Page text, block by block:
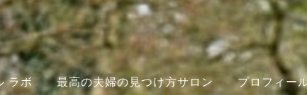
ラボ 最高の夫婦の見つけ方サロン プロフィー